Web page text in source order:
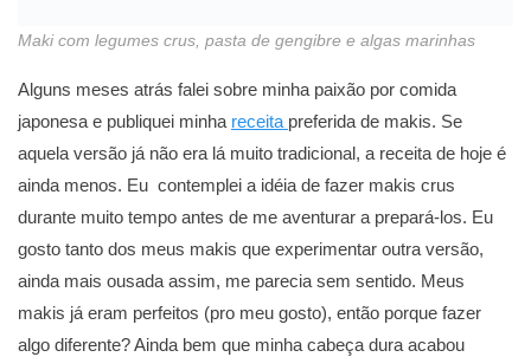
Maki com legumes crus, pasta de gengibre e algas marinhas
Alguns meses atrás falei sobre minha paixão por comida
japonesa e publiquei minha receita preferida de makis. Se
aquela versão já não era lá muito tradicional, a receita de hoje é
ainda menos. Eu contemplei a idéia de fazer makis crus
durante muito tempo antes de me aventurar a prepará-los. Eu
gosto tanto dos meus makis que experimentar outra versão,
ainda mais ousada assim, me parecia sem sentido. Meus
makis já eram perfeitos (pro meu gosto), então porque fazer
algo diferente? Ainda bem que minha cabeça dura acabou